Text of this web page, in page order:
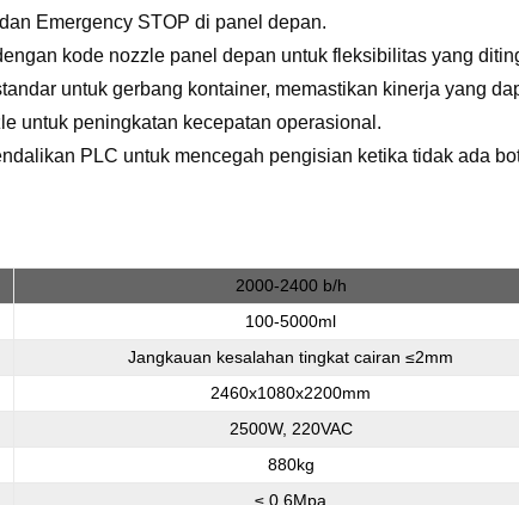
Emergency STOP di panel depan.
kode nozzle panel depan untuk fleksibilitas yang
untuk gerbang kontainer, memastikan kinerja yang
untuk peningkatan kecepatan operasional.
PLC untuk mencegah pengisian ketika tidak ada
2000-2400 b/h
100-5000ml
Jangkauan kesalahan tingkat cairan ≤2mm
2460x1080x2200mm
2500W, 220VAC
880kg
≤ 0,6Mpa